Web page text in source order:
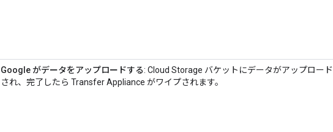
Google がデータをアップロードする: Cloud Storage バケットにデータがアップロード
され、完了したら Transfer Appliance がワイプされます。